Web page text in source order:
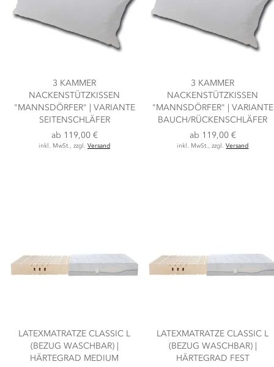
3 KAMMER
NACKENSTÜTZKISSEN
"MANNSDÖRFER" | VARIANTE
SEITENSCHLÄFER
ab 119,00 €
inkl. MwSt., zzgl. Versand
3 KAMMER
NACKENSTÜTZKISSEN
"MANNSDÖRFER" | VARIANTE
BAUCH/RÜCKENSCHLÄFER
ab 119,00 €
inkl. MwSt., zzgl.Versand
LATEXMATRATZE CLASSIC L
(BEZUG WASCHBAR) |
HÄRTEGRAD MEDIUM
LATEXMATRATZE CLASSIC L
(BEZUG WASCHBAR) |
HÄRTEGRAD FEST